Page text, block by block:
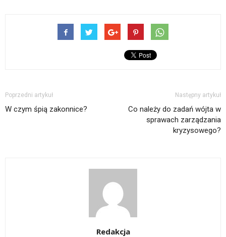
Poprzedni artykuł
W czym śpią zakonnice?
Następny artykuł
Co należy do zadań wójta w
sprawach zarządzania
kryzysowego?
Redakcja